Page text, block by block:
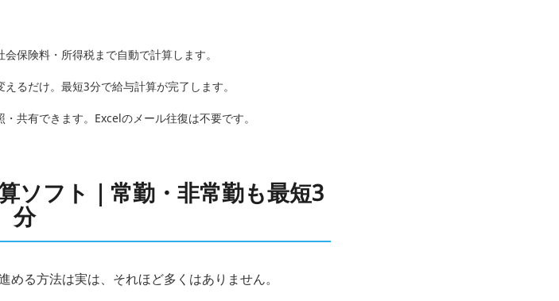
保険料・所得税まで自動で計算します。
るだけ。最短3分で給与計算が完了します。
共有できます。Excelのメール往復は不要です。
ソフト｜常勤・非常勤も最短3
分
る方法は実は、それほど多くはありません。